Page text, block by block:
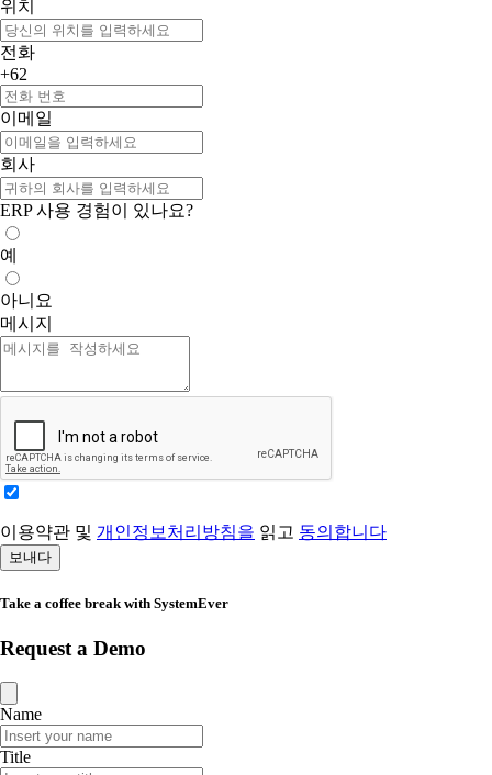
위치
전화
+62
이메일
회사
ERP 사용 경험이 있나요?
예
아니요
메시지
이용약관 및 개인정보처리방침을 읽고 동의합니다
보내다
Take a coffee break with SystemEver
Request a Demo
Name
Title